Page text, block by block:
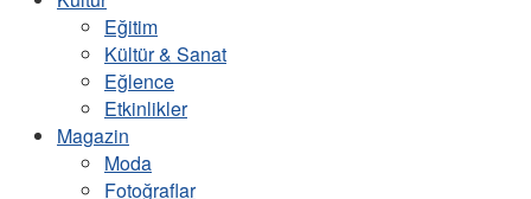
Eğitim
Kültür & Sanat
Eğlence
Etkinlikler
Magazin
Moda
Fotoğraflar